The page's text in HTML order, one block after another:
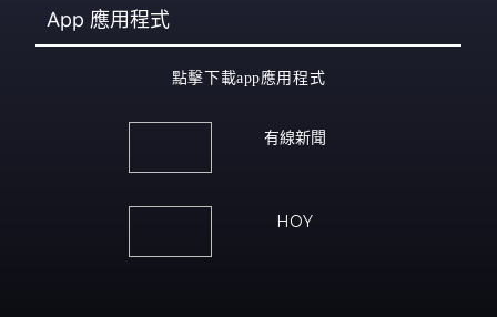
App 應用程式
點擊下載app應用程式
有線新聞
HOY